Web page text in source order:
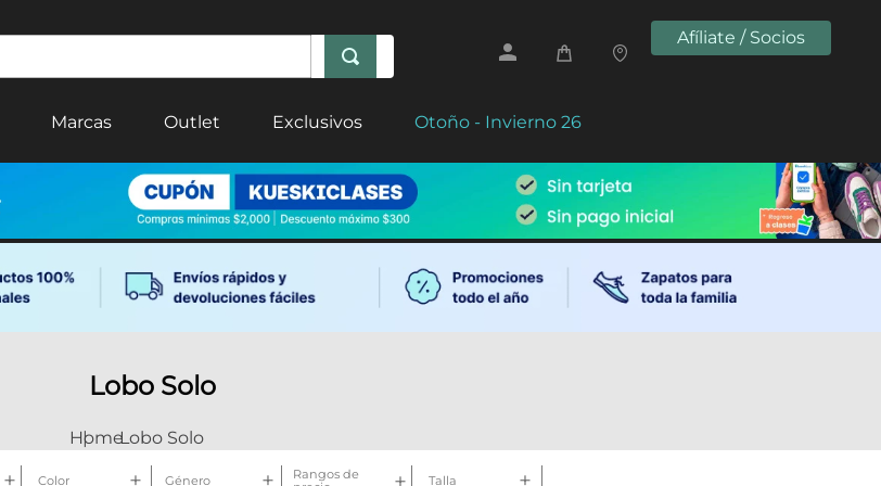
Afíliate / Socios
Marcas Outlet Exclusivos Otoño - Invierno 26
Lobo Solo
Lobo Solo
Color Género Talla
Rangos de